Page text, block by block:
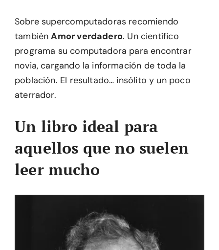
Sobre supercomputadoras recomiendo
tambiénAmor verdadero. Un científico
programa su computadora para encontrar
novia, cargando la información de toda la
población. El resultado… insólito y un poco
aterrador.
Un libro ideal para
aquellos que no suelen
leer mucho